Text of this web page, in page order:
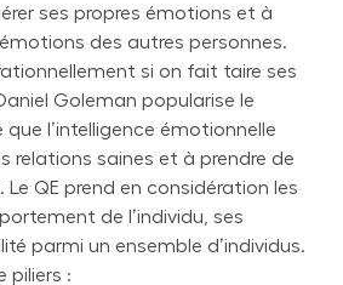
ses propres émotions et à
des autres personnes.
si on fait taire ses
Goleman popularise le
l’intelligence émotionnelle
relations saines et à prendre de
Le QE prend en considération les
de l’individu, ses
parmi un ensemble d’individus.
piliers :